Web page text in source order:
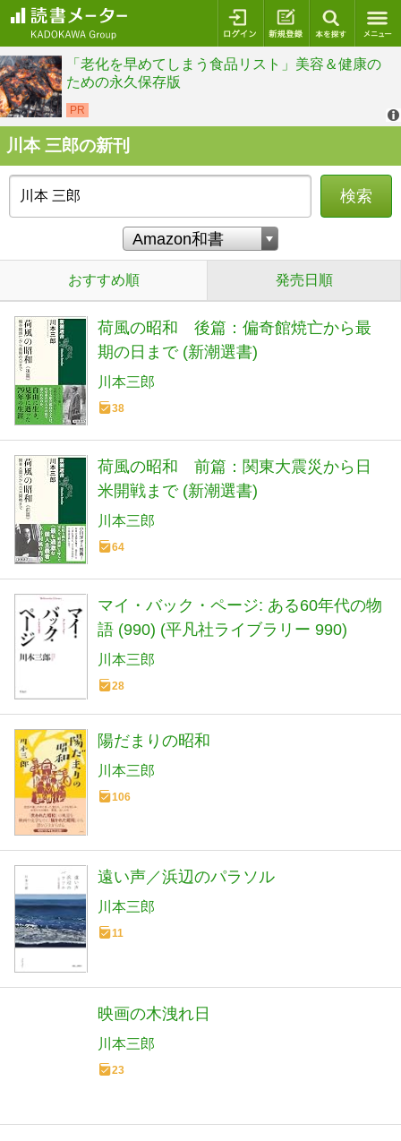
ログイン 新規登録
川本 三郎の新刊
検索
おすすめ順 発売日順
荷風の昭和 後篇：偏奇館焼亡から最
期の日まで (新潮選書)
川本三郎
38
荷風の昭和 前篇：関東大震災から日
米開戦まで (新潮選書)
川本三郎
64
マイ・バック・ページ: ある60年代の物
語 (990) (平凡社ライブラリー 990)
川本三郎
28
陽だまりの昭和
川本三郎
106
遠い声／浜辺のパラソル
川本三郎
11
映画の木洩れ日
川本三郎
23